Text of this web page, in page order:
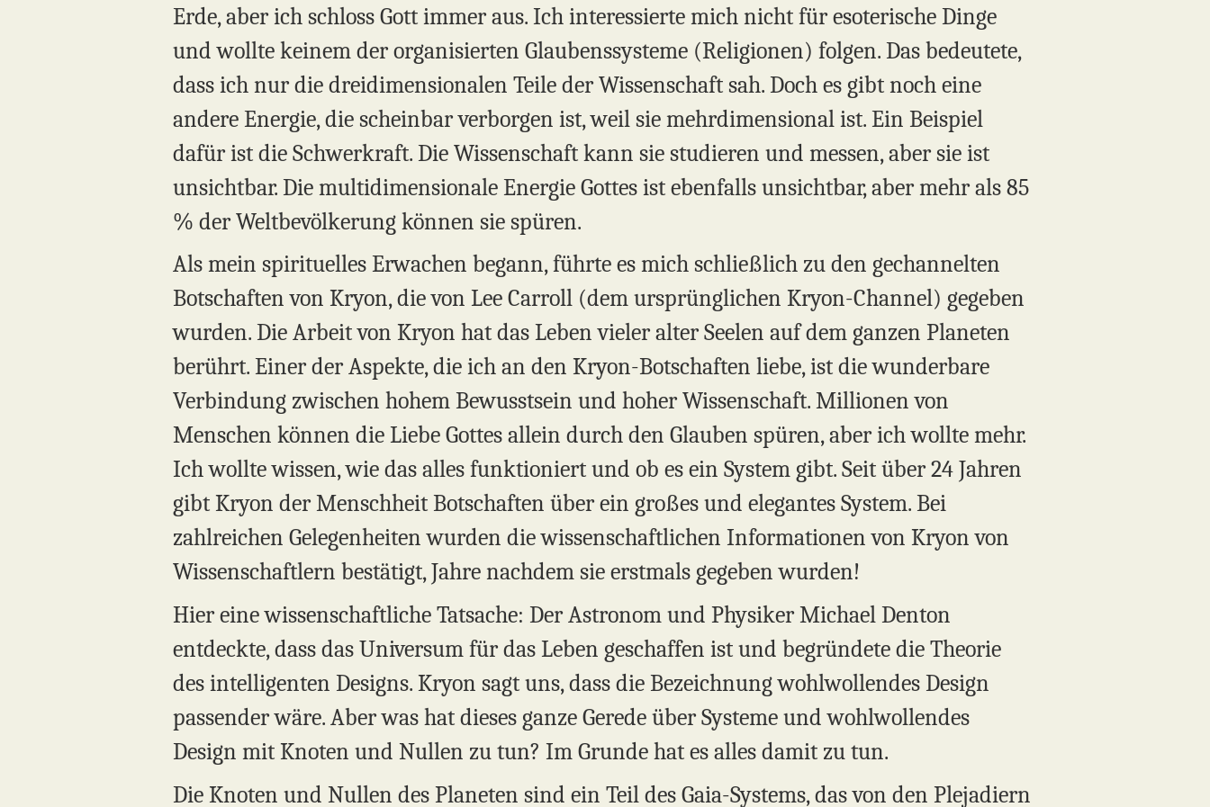
Erde, aber ich schloss Gott immer aus. Ich interessierte mich nicht für esoterische Dinge
und wollte keinem der organisierten Glaubenssysteme (Religionen) folgen. Das bedeutete,
dass ich nur die dreidimensionalen Teile der Wissenschaft sah. Doch es gibt noch eine
andere Energie, die scheinbar verborgen ist, weil sie mehrdimensional ist. Ein Beispiel
dafür ist die Schwerkraft. Die Wissenschaft kann sie studieren und messen, aber sie ist
unsichtbar. Die multidimensionale Energie Gottes ist ebenfalls unsichtbar, aber mehr als 85
% der Weltbevölkerung können sie spüren.
Als mein spirituelles Erwachen begann, führte es mich schließlich zu den gechannelten
Botschaften von Kryon, die von Lee Carroll (dem ursprünglichen Kryon-Channel) gegeben
wurden. Die Arbeit von Kryon hat das Leben vieler alter Seelen auf dem ganzen Planeten
berührt. Einer der Aspekte, die ich an den Kryon-Botschaften liebe, ist die wunderbare
Verbindung zwischen hohem Bewusstsein und hoher Wissenschaft. Millionen von
Menschen können die Liebe Gottes allein durch den Glauben spüren, aber ich wollte mehr.
Ich wollte wissen, wie das alles funktioniert und ob es ein System gibt. Seit über 24 Jahren
gibt Kryon der Menschheit Botschaften über ein großes und elegantes System. Bei
zahlreichen Gelegenheiten wurden die wissenschaftlichen Informationen von Kryon von
Wissenschaftlern bestätigt, Jahre nachdem sie erstmals gegeben wurden!
Hier eine wissenschaftliche Tatsache: Der Astronom und Physiker Michael Denton
entdeckte, dass das Universum für das Leben geschaffen ist und begründete die Theorie
des intelligenten Designs. Kryon sagt uns, dass die Bezeichnung wohlwollendes Design
passender wäre. Aber was hat dieses ganze Gerede über Systeme und wohlwollendes
Design mit Knoten und Nullen zu tun? Im Grunde hat es alles damit zu tun.
Die Knoten und Nullen des Planeten sind ein Teil des Gaia-Systems, das von den Plejadiern